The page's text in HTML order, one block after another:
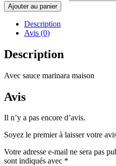
Ajouter au panier
Description
Avis (0)
Description
Avec sauce marinara maison
Avis
Il n’y a pas encore d’avis.
Soyez le premier à laisser votre
Votre adresse e-mail ne sera pas
sont indiqués avec *